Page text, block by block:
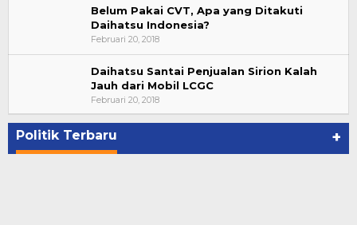
Belum Pakai CVT, Apa yang Ditakuti
Daihatsu Indonesia?
Februari 20, 2018
Daihatsu Santai Penjualan Sirion Kalah
Jauh dari Mobil LCGC
Februari 20, 2018
Politik Terbaru +
Bupati Ahmad Hijazi, Hadiri Paripurna Hasil
Penetapan Paslon Bupati dan Wabup Te…
Di NASIONAL, POLITIK, REJANG LEBONG